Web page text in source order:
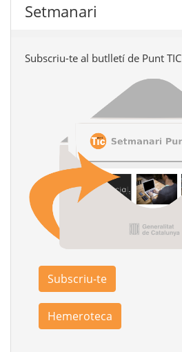
Setmanari
Subscriu-te al butlletí de Punt TIC
Subscriu-te
Hemeroteca